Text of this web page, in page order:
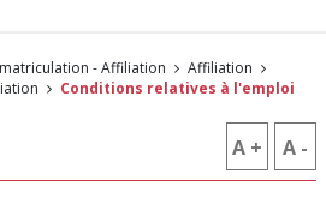
- Affiliation
Affiliation
Conditions relatives à l'emploi
A + A -